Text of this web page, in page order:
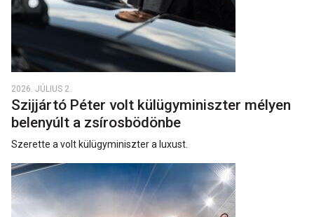
2026. JÚLIUS 2.
Szijjártó Péter volt külügyminiszter mélyen
belenyúlt a zsírosbödönbe
Szerette a volt külügyminiszter a luxust.